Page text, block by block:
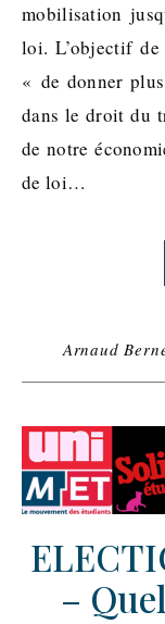
mobilisation
loi. L’objectif de
« de donner
dans le droit du
de notre
de loi…
Arnaud
–